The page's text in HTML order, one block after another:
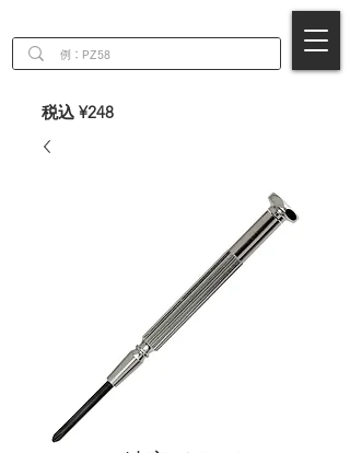
税込 ¥248